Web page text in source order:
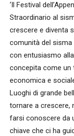
‘Il Festival
Straordinario al
crescere e diventa
comunità del sisma
con entusiasmo
concepita come un
economica e
Luoghi di grande
tornare a crescere,
farsi conoscere da
chiave che ci ha